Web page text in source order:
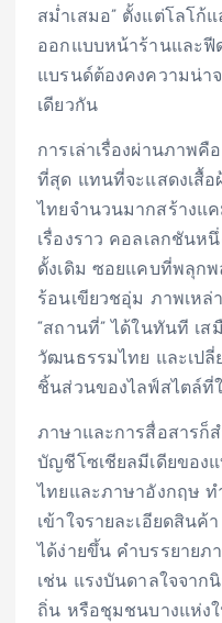
สม่ำเสมอ” ตั้งแต่โลโก้
ออกแบบหน้าร้านและฟี
แบรนด์ต้องคงความน่า
เดียวกัน
การเล่าเรื่องผ่านภาพคื
ที่สุด แทนที่จะแสดงเสื้อ
ไทยจำนวนมากสร้าง
เรื่องราว คอลเลกชันห
ดั้งเดิม ซอยแคบที่พลุกพ
ร้อนเขียวชอุ่ม ภาพเห
“สถานที่” ได้ในทันที เ
วัฒนธรรมไทย และเปลี่
ชิ้นส่วนของไลฟ์สไตล์ที่
ภาษาและการสื่อสารก็
บัญชีโซเชียลมีเดียของ
ไทยและภาษาอังกฤษ
เข้าใจรายละเอียดสิน
ได้ง่ายขึ้น คำบรรยาย
เช่น แรงบันดาลใจจา
ถิ่น หรือชุมชนบางแห่งใ